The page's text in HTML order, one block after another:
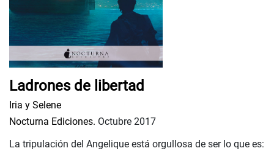
Ladrones de libertad
Iria y Selene
Nocturna Ediciones. Octubre 2017
La tripulación del Angelique está orgullosa de ser lo que es: